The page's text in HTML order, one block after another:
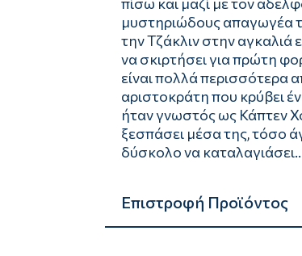
μυστηριώδους απαγωγέα
την Τζάκλιν στην αγκαλιά
να σκιρτήσει για πρώτη
είναι πολλά περισσότερα
αριστοκράτη που κρύβει
ήταν γνωστός ως Κάπτεν
ξεσπάσει μέσα της, τόσο
δύσκολο να
Επιστροφή Προϊόντος